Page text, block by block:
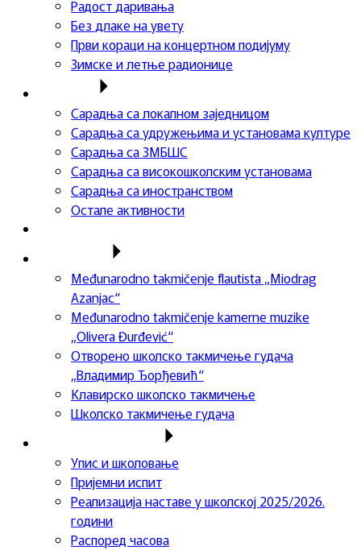
Радост даривања
Без длаке на увету
Први кораци на концертном подијуму
Зимске и летње радионице
Сарадња са локалном заједницом
Сарадња са удружењима и установама културе
Сарадња са ЗМБШС
Сарадња са високошколским установама
Сарадња са иностранством
Остале активности
Međunarodno takmičenje flautista „Miodrag
Azanjac“
Međunarodno takmičenje kamerne muzike
„Olivera Đurđević“
Отворено школско такмичење гудача
„Владимир Ђорђевић“
Клавирско школско такмичење
Школско такмичење гудача
Упис и школовање
Пријемни испит
Реализација наставе у школској 2025/2026.
години
Распоред часова